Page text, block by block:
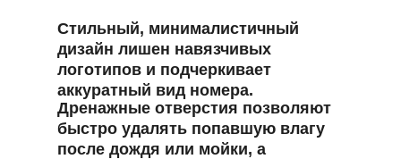
Дренажные отверстия позволяют
быстро удалять попавшую влагу
после дождя или мойки, а
Стильный, минималистичный
дизайн лишен навязчивых
логотипов и подчеркивает
аккуратный вид номера.